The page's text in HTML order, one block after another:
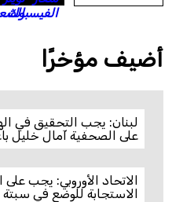
أضيف مؤخرًا
لبنان: يجب التحقيق في
على الصحفية آمال خليل
الاتحاد الأوروبي: يجب على
الاستجابة للوضع في سبتة